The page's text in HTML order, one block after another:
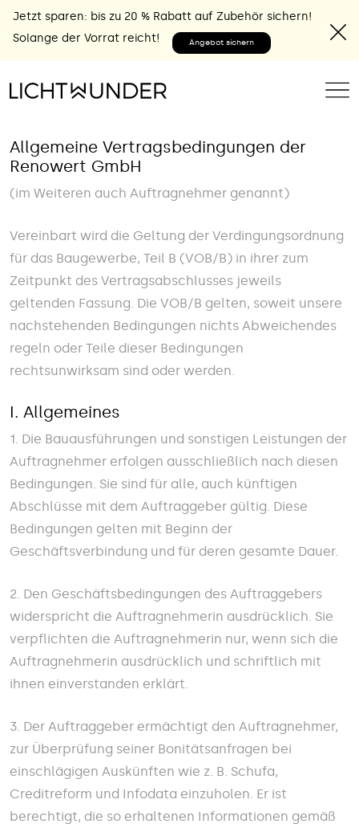
Jetzt sparen: bis zu 20 % Rabatt auf Zubehör sichern!
Solange der Vorrat reicht!
Angebot sichern
Allgemeine Vertragsbedingungen der
Renowert GmbH
(im Weiteren auch Auftragnehmer genannt)
Vereinbart wird die Geltung der Verdingungsordnung
für das Baugewerbe, Teil B (VOB/B) in ihrer zum
Zeitpunkt des Vertragsabschlusses jeweils
geltenden Fassung. Die VOB/B gelten, soweit unsere
nachstehenden Bedingungen nichts Abweichendes
regeln oder Teile dieser Bedingungen
rechtsunwirksam sind oder werden.
I. Allgemeines
1. Die Bauausführungen und sonstigen Leistungen der
Auftragnehmer erfolgen ausschließlich nach diesen
Bedingungen. Sie sind für alle, auch künftigen
Abschlüsse mit dem Auftraggeber gültig. Diese
Bedingungen gelten mit Beginn der
Geschäftsverbindung und für deren gesamte Dauer.
2. Den Geschäftsbedingungen des Auftraggebers
widerspricht die Auftragnehmerin ausdrücklich. Sie
verpflichten die Auftragnehmerin nur, wenn sich die
Auftragnehmerin ausdrücklich und schriftlich mit
ihnen einverstanden erklärt.
3. Der Auftraggeber ermächtigt den Auftragnehmer,
zur Überprüfung seiner Bonitätsanfragen bei
einschlägigen Auskünften wie z. B. Schufa,
Creditreform und Infodata einzuholen. Er ist
berechtigt, die so erhaltenen Informationen gemäß